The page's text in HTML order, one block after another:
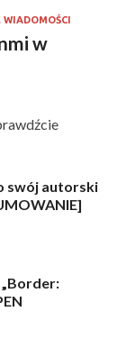
w
swój autorski